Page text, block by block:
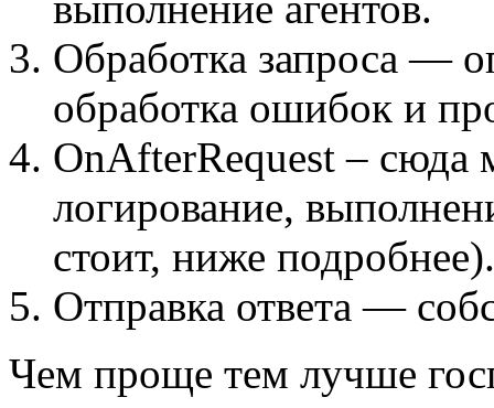
Обработка запроса —
обработка ошибок и
OnAfterRequest – сюда
логирование,
стоит, ниже подробнее).
Отправка ответа —
Чем проще тем лучше